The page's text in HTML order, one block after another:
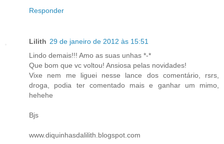
Responder
Lilith 29 de janeiro de 2012 às 15:51
Lindo demais!!! Amo as suas unhas *-*
Que bom que vc voltou! Ansiosa pelas novidades!
Vixe nem me liguei nesse lance dos comentário, rsrs,
droga, podia ter comentado mais e ganhar um mimo,
hehehe
Bjs
www.diquinhasdalilith.blogspot.com